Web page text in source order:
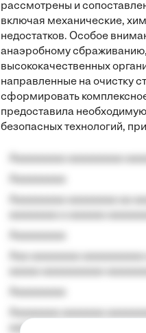
рассмотрены и
включая механические,
недостатков. Особое
анаэробному сбраживанию,
высококачественных
направленные на очистку
сформировать
предоставила
безопасных технологий,
aaaa aaaa.